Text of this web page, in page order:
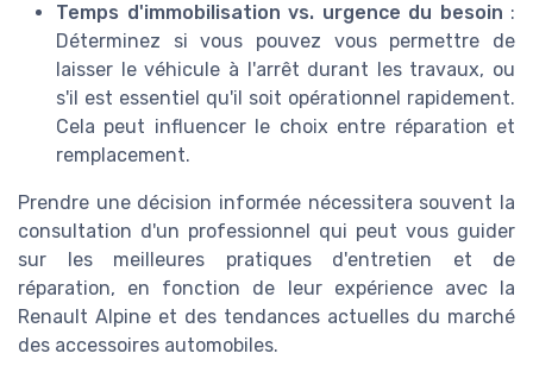
Temps d'immobilisation vs. urgence du besoin :
Déterminez si vous pouvez vous permettre de
laisser le véhicule à l'arrêt durant les travaux, ou
s'il est essentiel qu'il soit opérationnel rapidement.
Cela peut influencer le choix entre réparation et
remplacement.
Prendre une décision informée nécessitera souvent la
consultation d'un professionnel qui peut vous guider
sur les meilleures pratiques d'entretien et de
réparation, en fonction de leur expérience avec la
Renault Alpine et des tendances actuelles du marché
des accessoires automobiles.